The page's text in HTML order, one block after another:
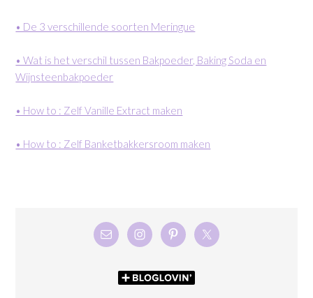
• De 3 verschillende soorten Meringue
• Wat is het verschil tussen Bakpoeder, Baking Soda en
Wijnsteenbakpoeder
• How to : Zelf Vanille Extract maken
• How to : Zelf Banketbakkersroom maken